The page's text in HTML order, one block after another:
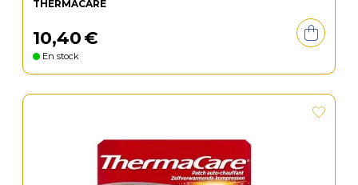
THERMACARE
10,40€
En stock